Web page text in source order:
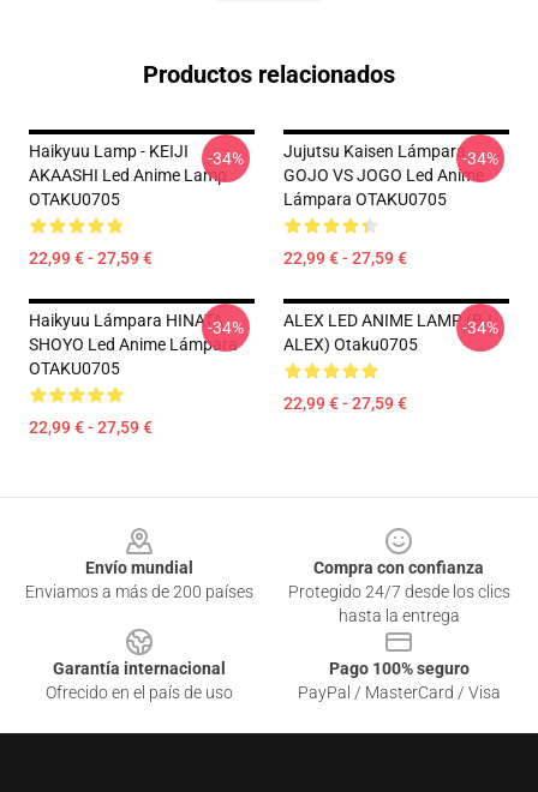
Productos relacionados
Haikyuu Lamp - KEIJI
AKAASHI Led Anime Lamp
OTAKU0705
22,99 € - 27,59 €
-34%
Jujutsu Kaisen Lámpara
GOJO VS JOGO Led Anime
Lámpara OTAKU0705
22,99 € - 27,59 €
-34%
Haikyuu Lámpara HINATA
SHOYO Led Anime Lámpara
OTAKU0705
22,99 € - 27,59 €
-34%
ALEX LED ANIME LAMP (BJ
ALEX) Otaku0705
22,99 € - 27,59 €
-34%
Envío mundial
Enviamos a más de 200 países
Compra con confianza
Protegido 24/7 desde los clics
hasta la entrega
Garantía internacional
Ofrecido en el país de uso
Pago 100% seguro
PayPal / MasterCard / Visa